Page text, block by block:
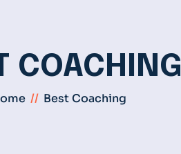
COACHING
// Best Coaching